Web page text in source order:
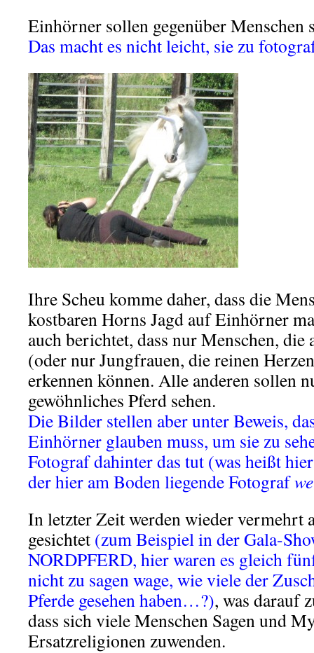
Einhörner sollen gegenüber Menschen
Das macht es nicht leicht, sie zu
Ihre Scheu komme daher, dass die
kostbaren Horns Jagd auf Einhörner
auch berichtet, dass nur Menschen,
(oder nur Jungfrauen, die reinen
erkennen können. Alle anderen sollen
gewöhnliches Pferd sehen.
Die Bilder stellen aber unter Beweis,
Einhörner glauben muss, um sie zu
Fotograf dahinter das tut (was heißt
der hier am Boden liegende Fotograf
In letzter Zeit werden wieder vermehrt
gesichtet (zum Beispiel in der Gala-
NORDPFERD, hier waren es gleich
nicht zu sagen wage, wie viele der
Pferde gesehen haben…?), was darauf
dass sich viele Menschen Sagen und
Ersatzreligionen zuwenden.